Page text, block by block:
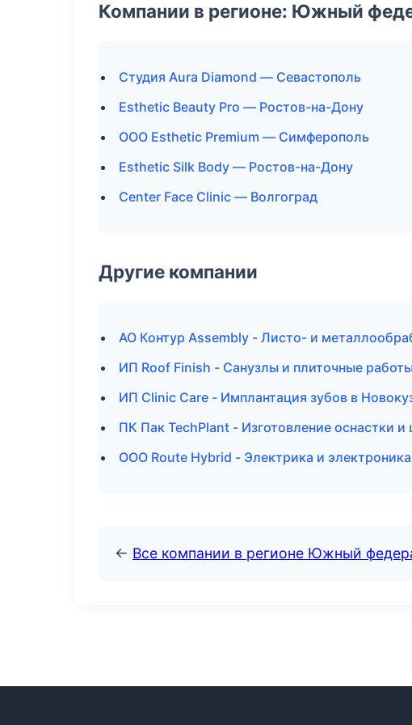
Компании в регионе: Южный
Студия Aura Diamond — Севастополь
Esthetic Beauty Pro — Ростов-на-Дону
ООО Esthetic Premium — Симферополь
Esthetic Silk Body — Ростов-на-Дону
Center Face Clinic — Волгоград
Другие компании
АО Контур Assembly - Листо- и
ИП Roof Finish - Санузлы и плиточные
ИП Clinic Care - Имплантация зубов в
ПК Пак TechPlant - Изготовление оснастки
ООО Route Hybrid - Электрика и электроника
← Все компании в регионе Южный